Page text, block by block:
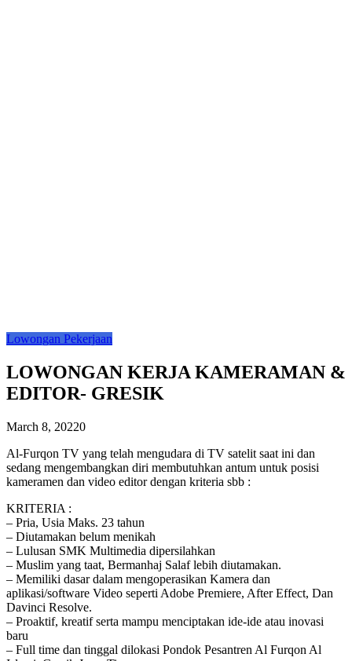
Lowongan Pekerjaan
LOWONGAN KERJA KAMERAMAN &
EDITOR- GRESIK
March 8, 20220
Al-Furqon TV yang telah mengudara di TV satelit saat ini dan
sedang mengembangkan diri membutuhkan antum untuk posisi
kameramen dan video editor dengan kriteria sbb :
KRITERIA :
– Pria, Usia Maks. 23 tahun
– Diutamakan belum menikah
– Lulusan SMK Multimedia dipersilahkan
– Muslim yang taat, Bermanhaj Salaf lebih diutamakan.
– Memiliki dasar dalam mengoperasikan Kamera dan
aplikasi/software Video seperti Adobe Premiere, After Effect, Dan
Davinci Resolve.
– Proaktif, kreatif serta mampu menciptakan ide-ide atau inovasi
baru
– Full time dan tinggal dilokasi Pondok Pesantren Al Furqon Al